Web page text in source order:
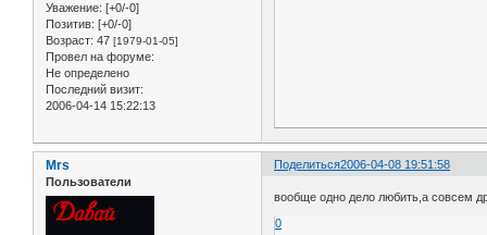
Уважение: [+0/-0]
Позитив: [+0/-0]
Возраст: 47 [1979-01-05]
Провел на форуме:
Не определено
Последний визит:
2006-04-14 15:22:13
Поделиться2006-04-08 19:51:58
Mrs
Пользователи
вообще одно дело любить,а совсем
0